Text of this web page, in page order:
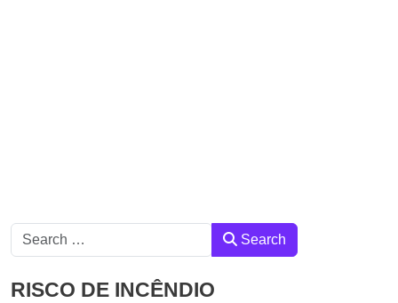
Search Search
RISCO DE INCÊNDIO